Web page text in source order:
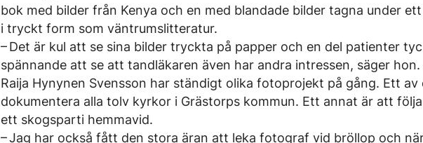
bok med bilder från Kenya och en med blandade bilder tagna under
i tryckt form som väntrumslitteratur.
– Det är kul att se sina bilder tryckta på papper och en del patienter
spännande att se att tandläkaren även har andra intressen, säger hon.
Raija Hynynen Svensson har ständigt olika fotoprojekt på gång. Ett av
dokumentera alla tolv kyrkor i Grästorps kommun. Ett annat är att
ett skogsparti hemmavid.
– Jag har också fått den stora äran att leka fotograf vid bröllop och